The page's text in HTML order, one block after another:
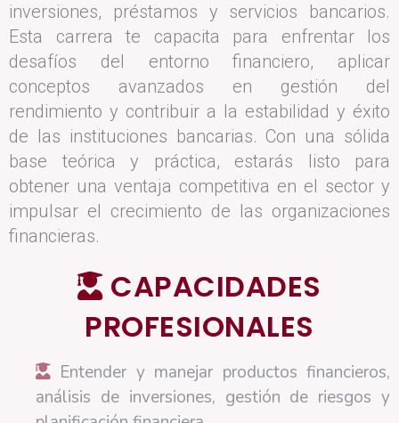
inversiones, préstamos y servicios bancarios.
Esta carrera te capacita para enfrentar los
desafíos del entorno financiero, aplicar
conceptos avanzados en gestión del
rendimiento y contribuir a la estabilidad y éxito
de las instituciones bancarias. Con una sólida
base teórica y práctica, estarás listo para
obtener una ventaja competitiva en el sector y
impulsar el crecimiento de las organizaciones
financieras.
CAPACIDADES
PROFESIONALES
Entender y manejar productos financieros,
análisis de inversiones, gestión de riesgos y